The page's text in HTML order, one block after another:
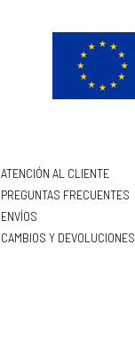
ATENCIÓN AL CLIENTE
PREGUNTAS FRECUENTES
ENVÍOS
CAMBIOS Y DEVOLUCIONES